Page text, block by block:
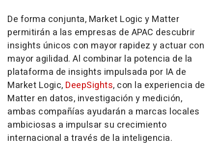
De forma conjunta, Market Logic y Matter
permitirán a las empresas de APAC descubrir
insights únicos con mayor rapidez y actuar con
mayor agilidad. Al combinar la potencia de la
plataforma de insights impulsada por IA de
Market Logic, DeepSights, con la experiencia de
Matter en datos, investigación y medición,
ambas compañías ayudarán a marcas locales
ambiciosas a impulsar su crecimiento
internacional a través de la inteligencia.